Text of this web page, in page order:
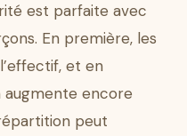
est parfaite avec
En première, les
et en
encore
peut